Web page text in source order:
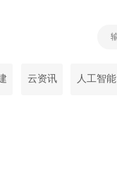
云资讯 人工智能